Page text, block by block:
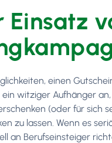
Einsatz
einen
witziger Aufhänger
(oder für sich
zu lassen. Wenn es
an Berufseinsteiger